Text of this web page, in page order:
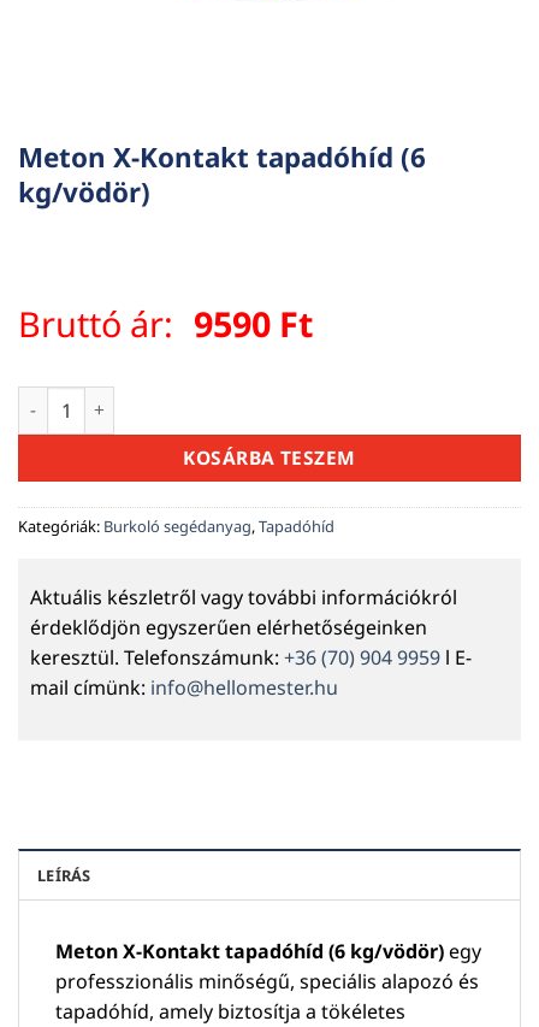
Meton X-Kontakt tapadóhíd (6
kg/vödör)
Bruttó ár: 9590 Ft
Meton X-Kontakt tapadóhíd (6 kg/vödör) mennyiség
KOSÁRBA TESZEM
Kategóriák: Burkoló segédanyag,Tapadóhíd
Aktuális készletről vagy további információkról
érdeklődjön egyszerűen elérhetőségeinken
keresztül. Telefonszámunk: +36 (70) 904 9959 l E-
mail címünk: info@hellomester.hu
LEÍRÁS
Meton X-Kontakt tapadóhíd (6 kg/vödör)egy
professzionális minőségű, speciális alapozó és
tapadóhíd, amely biztosítja a tökéletes